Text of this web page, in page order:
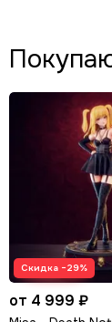
Скидка −29%
от 4 999 ₽